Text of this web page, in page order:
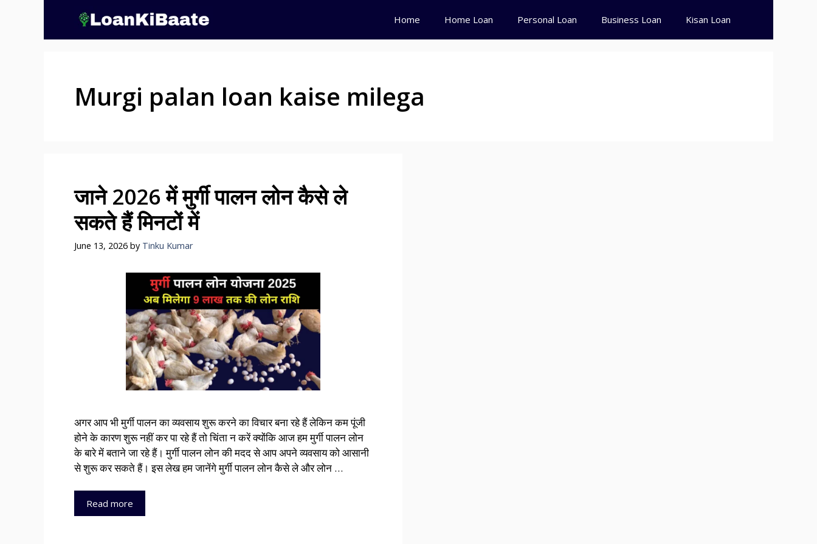
Home Home Loan Personal Loan Business Loan Kisan Loan
Murgi palan loan kaise milega
जाने 2026 में मुर्गी पालन लोन कैसे ले
सकते हैं मिनटों में
June 13, 2026 by Tinku Kumar
अगर आप भी मुर्गी पालन का व्यवसाय शुरू करने का विचार बना रहे हैं लेकिन कम पूंजी
होने के कारण शुरू नहीं कर पा रहे हैं तो चिंता न करें क्योंकि आज हम मुर्गी पालन लोन
के बारे में बताने जा रहे हैं। मुर्गी पालन लोन की मदद से आप अपने व्यवसाय को आसानी
से शुरू कर सकते हैं। इस लेख हम जानेंगे मुर्गी पालन लोन कैसे ले और लोन …
Read more